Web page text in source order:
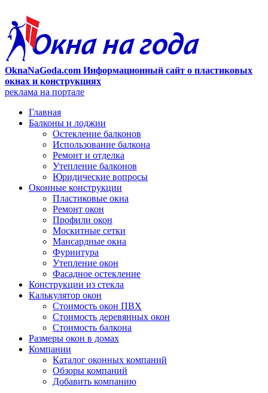
OknaNaGoda.com Информационный сайт о пластиковых
окнах и конструкциях
реклама на портале
Главная
Балконы и лоджии
Остекление балконов
Использование балкона
Ремонт и отделка
Утепление балконов
Юридические вопросы
Оконные конструкции
Пластиковые окна
Ремонт окон
Профили окон
Москитные сетки
Мансардные окна
Фурнитура
Утепление окон
Фасадное остекление
Конструкции из стекла
Калькулятор окон
Стоимость окон ПВХ
Стоимость деревянных окон
Стоимость балкона
Размеры окон в домах
Компании
Каталог оконных компаний
Обзоры компаний
Добавить компанию